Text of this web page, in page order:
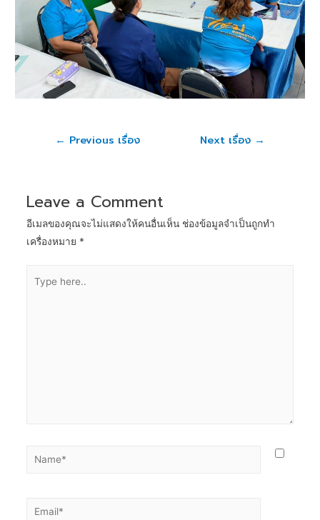
← Previous เรื่อง Next เรื่อง →
Leave a Comment
อีเมลของคุณจะไม่แสดงให้คนอื่นเห็น ช่องข้อมูลจำเป็นถูกทำ
เครื่องหมาย *